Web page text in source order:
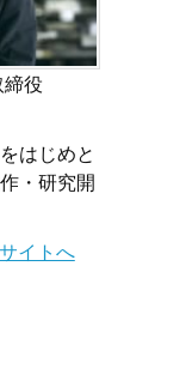
役
はじめと
・研究開
イトへ